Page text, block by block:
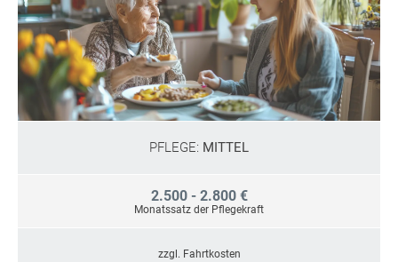
PFLEGE: MITTEL
2.500 - 2.800 €
Monatssatz der Pflegekraft
zzgl. Fahrtkosten